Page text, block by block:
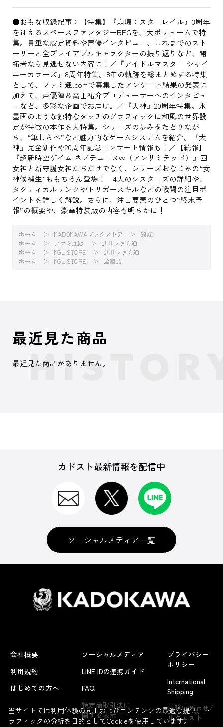
●おもな収録記事：【特集】『崩壊：スターレイル』3周年
を迎えるスペースファンタジーRPGを、大ボリュームで特
集。貴重な設定資料や声優インタビュー、これまでのスト
ーリーと全プレイアブルキャラクターの振り返りなど、開
拓者なら見逃せない内容に！／『アイドルマスター シャイ
ニーカラーズ』8周年特集。8年の軌跡を総まとめする特集
として、ファミ通.comで募集したアンケート結果の発表に
加えて、声優陣＆高山祐介プロデューサーへのインタビュ
ーなど、多彩な企画でお届け。／『大神』20周年特集。水
墨画のような独特なタッチのグラフィックに和風の世界設
定が特徴の本作を大特集。シリーズの歩みをたどりなが
ら、“筆しらべ”など魅力的なゲームシステムを紹介。『大
神』完全新作や20周年記念コンサート情報も！／【続報】
『超新時空ゲイム ネプテューヌ∞（アンリミテッド）』四
女神と新守護女神たちだけでなく、シリーズおなじみの“女
神候補生”ももちろん登場！ 4人のシスターズの詳細や、
タクティカルリンクやトリガースキルなどの戦闘の注目ポ
イントを詳しく解説。さらに、注目要素のひとつ“終末予
報”の概要や、豪華特装版の内容も明らかに！
ホーム KADOKAWAブックストア
雑誌
ホーム
ファミ通販
週刊ファミ通
ホーム
KGL STORE
週刊ファミ通
ホーム
KGL STORE 全商品
よくあるお問い合わせ
最近見た商品
最近見た商品がありません。
カドスト最新情報を配信中
ソーシャルメディア一覧
会社概要
利用規約
はじめての方へ
ソーシャルメディア
LINE IDの連携ガイド
FAQ
特定商取引法に
関する表示
プライバシー
ポリシー
International
Shipping
お問い合わせ/
リクエスト
当サイトでは利用体験の向上およびコンテンツの最適な提供、ト
ラフィックの分析を目的としてCookieを使用しています。